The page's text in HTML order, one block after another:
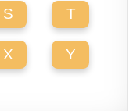
S T
X Y